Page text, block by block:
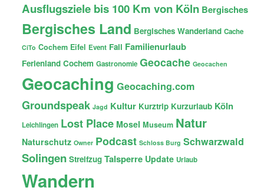
Ausflugsziele bis 100 Km von Köln Bergisches
Bergisches Land Bergisches Wanderland Cache
CiTo Cochem Eifel Event Fail Familienurlaub
Ferienland Cochem Gastronomie Geocache Geocachen
Geocaching Geocaching.com
Groundspeak Jagd Kultur Kurztrip Kurzurlaub Köln
Leichlingen Lost Place Mosel Museum Natur
Naturschutz Owner Podcast Schloss Burg Schwarzwald
Solingen Streifzug Talsperre Update Urlaub
Wandern